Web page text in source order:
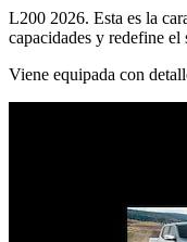
L200 2026. Esta es la
capacidades y redefine
Viene equipada con